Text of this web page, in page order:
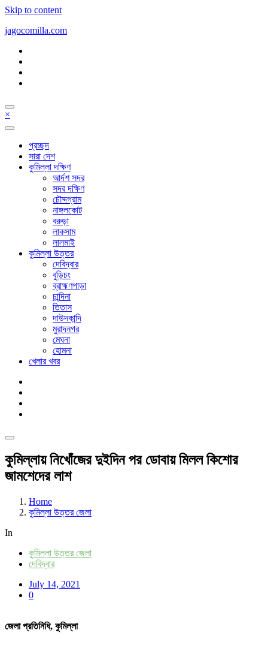
Skip to content
jagocomilla.com
×
প্রচ্ছদ
সারা দেশ
কুমিল্লা দক্ষিণ
আর্দশ সদর
সদর দক্ষিণ
চৌদ্দগ্রাম
নাঙ্গলকোট
বরুড়া
লাকসাম
লালমাই
কুমিল্লা উত্তর
দেবিদ্বার
বুড়িচং
ব্রাহ্মণপাড়া
চান্দিনা
তিতাস
দাউদকান্দি
মুরাদনগর
মেঘনা
হোমনা
খেলার খবর
কুমিল্লায় নিখোঁজের দুইদিন পর ডোবায় মিলল কিশোর
জামশেদের লাশ
Home
কুমিল্লা উত্তর জেলা
In
কুমিল্লা উত্তর জেলা
দেবিদ্বার
July 14, 2021
0
জেলা প্রতিনিধি, কুমিল্লা